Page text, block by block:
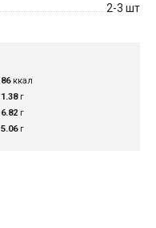
2-3 шт
86ккал
1.38г
6.82 г
5.06г